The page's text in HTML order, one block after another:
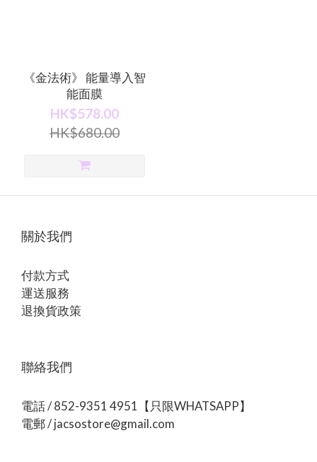
《金法術》 能量導入智
能面膜
HK$578.00
HK$680.00
關於我們
付款方式
運送服務
退換貨政策
聯絡我們
電話 / 852-9351 4951【只限WHATSAPP】
電郵 / jacsostore@gmail.com